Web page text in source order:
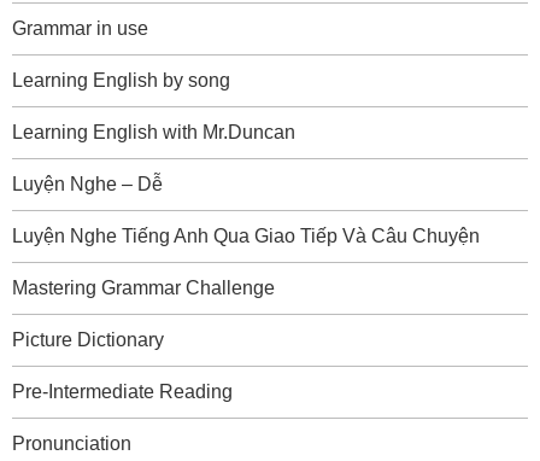
Grammar in use
Learning English by song
Learning English with Mr.Duncan
Luyện Nghe – Dễ
Luyện Nghe Tiếng Anh Qua Giao Tiếp Và Câu Chuyện
Mastering Grammar Challenge
Picture Dictionary
Pre-Intermediate Reading
Pronunciation